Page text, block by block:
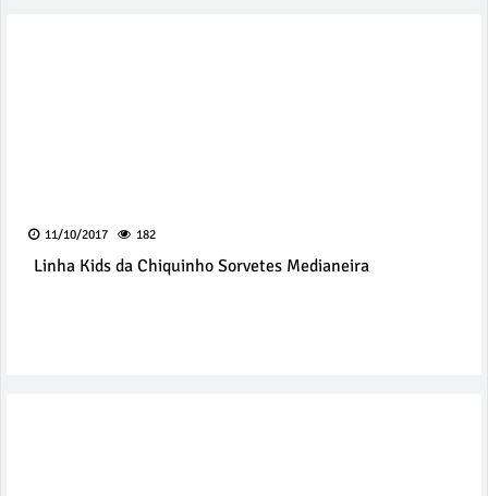
11/10/2017 182
Linha Kids da Chiquinho Sorvetes Medianeira